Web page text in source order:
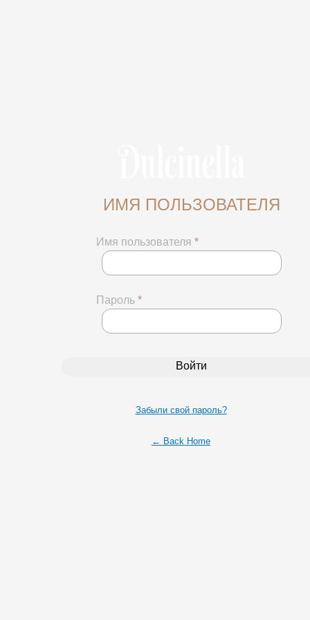
ИМЯ ПОЛЬЗОВАТЕЛЯ
Имя пользователя *
Пароль *
Забыли свой пароль?
← Back Home